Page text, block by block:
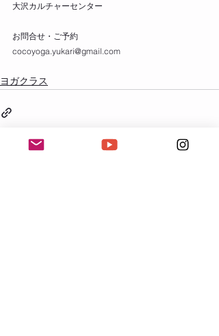
大沢カルチャーセンター
お問合せ・ご予約
cocoyoga.yukari@gmail.com
ヨガクラス